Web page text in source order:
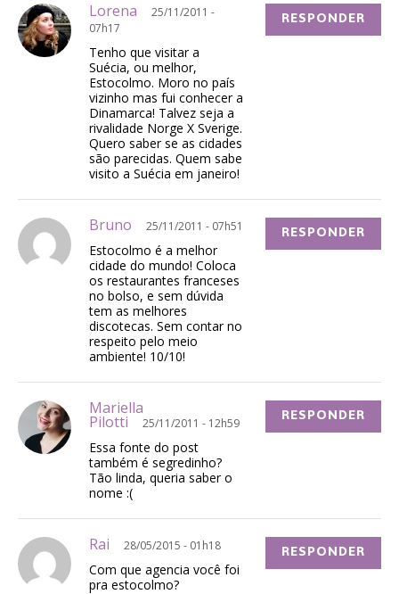
Lorena
25/11/2011 -
07h17
Tenho que visitar a
Suécia, ou melhor,
Estocolmo. Moro no país
vizinho mas fui conhecer a
Dinamarca! Talvez seja a
rivalidade Norge X Sverige.
Quero saber se as cidades
são parecidas. Quem sabe
visito a Suécia em janeiro!
RESPONDER
Bruno 25/11/2011 - 07h51
Estocolmo é a melhor
cidade do mundo! Coloca
os restaurantes franceses
no bolso, e sem dúvida
tem as melhores
discotecas. Sem contar no
respeito pelo meio
ambiente! 10/10!
RESPONDER
Mariella
Pilotti 25/11/2011 - 12h59
Essa fonte do post
também é segredinho?
Tão linda, queria saber o
nome :(
RESPONDER
Rai 28/05/2015 - 01h18
Com que agencia você foi
pra estocolmo?
RESPONDER